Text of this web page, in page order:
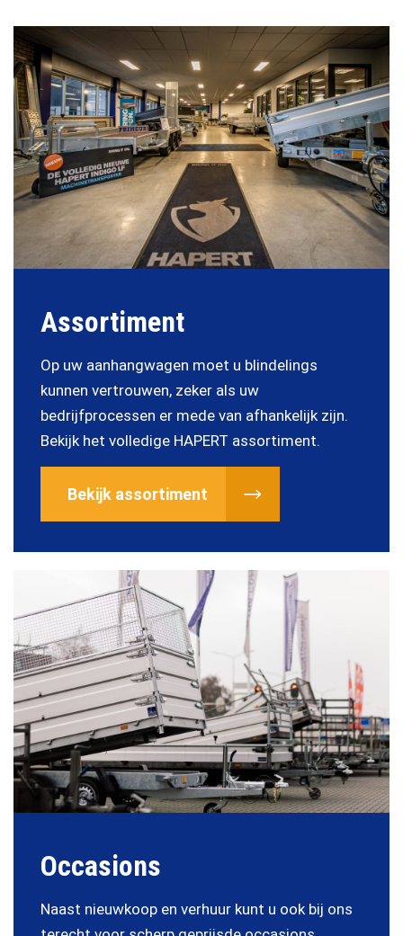
Assortiment
Op uw aanhangwagen moet u blindelings
kunnen vertrouwen, zeker als uw
bedrijfprocessen er mede van afhankelijk zijn.
Bekijk het volledige HAPERT assortiment.
Bekijk assortiment
Occasions
Naast nieuwkoop en verhuur kunt u ook bij ons